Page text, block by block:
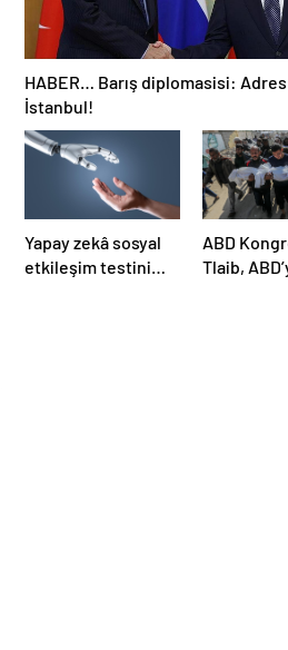
HABER… Barış diplomasisi: Adres
İstanbul!
Yapay zekâ sosyal
etkileşim testini
ABD
Tlaib,